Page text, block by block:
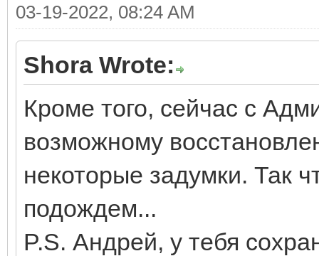
03-19-2022, 08:24 AM
Shora Wrote:
Кроме того, сейчас с
возможному
некоторые задумки. Так
подождем...
P.S. Андрей, у тебя